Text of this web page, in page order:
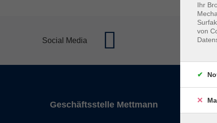
Social Media
Geschäftsstelle Mettmann
Ihr
von